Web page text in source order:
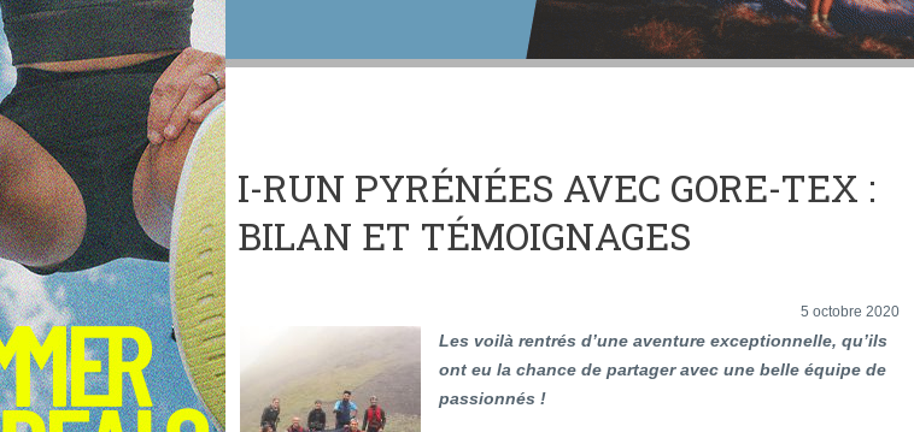
I-RUN PYRÉNÉES AVEC GORE-TEX :
BILAN ET TÉMOIGNAGES
5 octobre 2020
Les voilà rentrés d’une aventure exceptionnelle, qu’ils
ont eu la chance de partager avec une belle équipe de
passionnés !